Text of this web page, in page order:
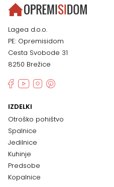
Lagea d.o.o.
PE: Opremisidom
Cesta Svobode 31
8250 Brežice
IZDELKI
Otroško pohištvo
Spalnice
Jedilnice
Kuhinje
Predsobe
Kopalnice